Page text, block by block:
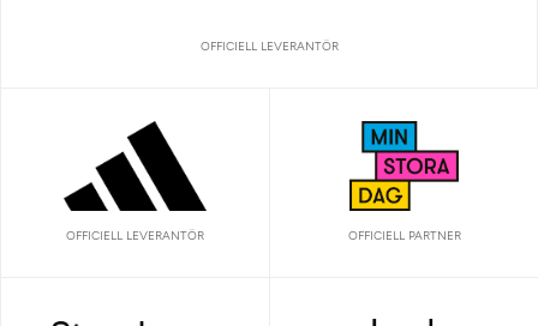
OFFICIELL LEVERANTÖR
OFFICIELL LEVERANTÖR OFFICIELL PARTNER